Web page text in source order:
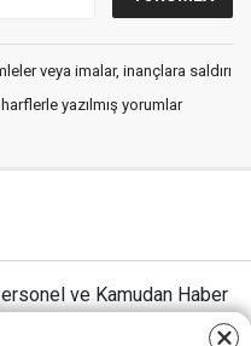
veya imalar, inançlara saldırı
yazılmış yorumlar
ve Kamudan Haber